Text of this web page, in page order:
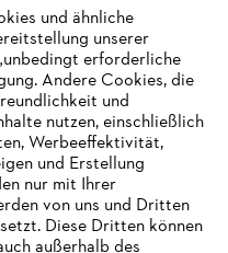
und ähnliche
unserer
erforderliche
Andere Cookies, die
und
nutzen, einschließlich
Werbeeffektivität,
und Erstellung
nur mit Ihrer
von uns und Dritten
Diese Dritten können
außerhalb des